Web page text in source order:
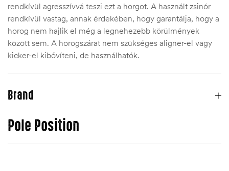
rendkívül agresszívvá teszi ezt a horgot. A használt zsinór
rendkívül vastag, annak érdekében, hogy garantálja, hogy a
horog nem hajlik el még a legnehezebb körülmények
között sem. A horogszárat nem szükséges aligner-el vagy
kicker-el kibővíteni, de használhatók.
Brand
Pole Position